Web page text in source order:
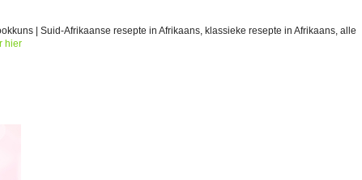
| Suid-Afrikaanse resepte in Afrikaans, klassieke resepte in Afrikaans, alle
hier